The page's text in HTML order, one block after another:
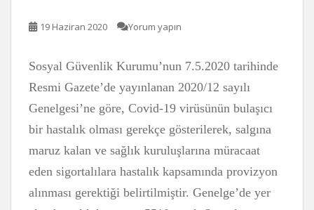
19 Haziran 2020 Yorum yapın
Sosyal Güvenlik Kurumu’nun 7.5.2020 tarihinde
Resmi Gazete’de yayınlanan 2020/12 sayılı
Genelgesi’ne göre, Covid-19 virüsünün bulaşıcı
bir hastalık olması gerekçe gösterilerek, salgına
maruz kalan ve sağlık kuruluşlarına müracaat
eden sigortalılara hastalık kapsamında provizyon
alınması gerektiği belirtilmiştir. Genelge’de yer